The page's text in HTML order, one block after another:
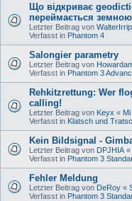
Що відкриває
переймається
Letzter Beitrag von WalterIrrip
Verfasst in Phantom 4
Salongier parametry
Letzter Beitrag von
Verfasst in Phantom 3
Rehkitzrettung: Wer
calling!
Letzter Beitrag von Keyx «
Verfasst in Klatsch und
Kein Bildsignal -
Letzter Beitrag von DPJHIA «
Verfasst in Phantom 3
Fehler Meldung
Letzter Beitrag von DeRoy «
Verfasst in Phantom 3